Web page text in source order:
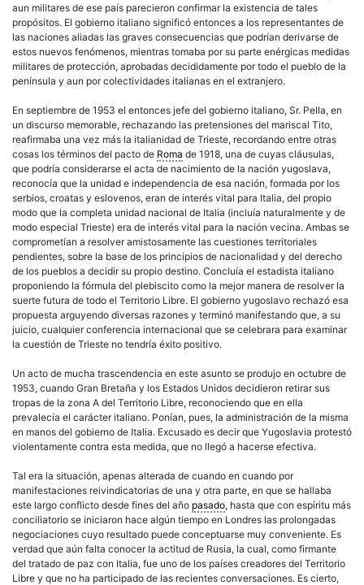
aun militares de ese país parecieron confirmar la existencia de tales
propósitos. El gobierno italiano significó entonces a los representantes de
las naciones aliadas las graves consecuencias que podrían derivarse de
estos nuevos fenómenos, mientras tomaba por su parte enérgicas medidas
militares de protección, aprobadas decididamente por todo el pueblo de la
península y aun por colectividades italianas en el extranjero.
En septiembre de 1953 el entonces jefe del gobierno italiano, Sr. Pella, en
un discurso memorable, rechazando las pretensiones del mariscal Tito,
reafirmaba una vez más la italianidad de Trieste, recordando entre otras
cosas los términos del pacto de Roma de 1918, una de cuyas cláusulas,
que podría considerarse el acta de nacimiento de la nación yugoslava,
reconocía que la unidad e independencia de esa nación, formada por los
serbios, croatas y eslovenos, eran de interés vital para Italia, del propio
modo que la completa unidad nacional de Italia (incluía naturalmente y de
modo especial Trieste) era de interés vital para la nación vecina. Ambas se
comprometían a resolver amistosamente las cuestiones territoriales
pendientes, sobre la base de los principios de nacionalidad y del derecho
de los pueblos a decidir su propio destino. Concluía el estadista italiano
proponiendo la fórmula del plebiscito como la mejor manera de resolver la
suerte futura de todo el Territorio Libre. El gobierno yugoslavo rechazó esa
propuesta arguyendo diversas razones y terminó manifestando que, a su
juicio, cualquier conferencia internacional que se celebrara para examinar
la cuestión de Trieste no tendría éxito positivo.
Un acto de mucha trascendencia en este asunto se produjo en octubre de
1953, cuando Gran Bretaña y los Estados Unidos decidieron retirar sus
tropas de la zona A del Territorio Libre, reconociendo que en ella
prevalecía el carácter italiano. Ponían, pues, la administración de la misma
en manos del gobierno de Italia. Excusado es decir que Yugoslavia protestó
violentamente contra esta medida, que no llegó a hacerse efectiva.
Tal era la situación, apenas alterada de cuando en cuando por
manifestaciones reivindicatorias de una y otra parte, en que se hallaba
este largo conflicto desde fines del año pasado, hasta que con espíritu más
conciliatorio se iniciaron hace algún tiempo en Londres las prolongadas
negociaciones cuyo resultado puede conceptuarse muy conveniente. Es
verdad que aún falta conocer la actitud de Rusia, la cual, como firmante
del tratado de paz con Italia, fue uno de los países creadores del Territorio
Libre y que no ha participado de las recientes conversaciones. Es cierto,